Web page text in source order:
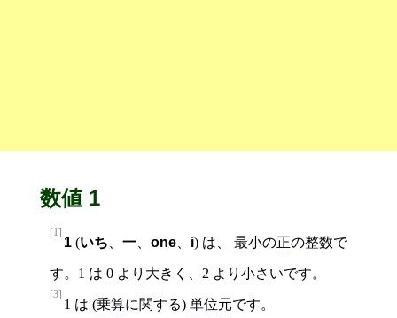
数値 1
[1]
1 (いち 一 one i) は、 最小の正の整数で
す。1 は 0 より大きく、 2 より小さいです。
[3]
1 は (乗算に関する) 単位元です。